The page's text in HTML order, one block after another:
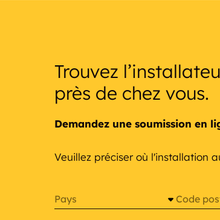
Trouvez
près de chez vous.
Demandez une soumission en
Veuillez préciser où l'installation
Pays Code